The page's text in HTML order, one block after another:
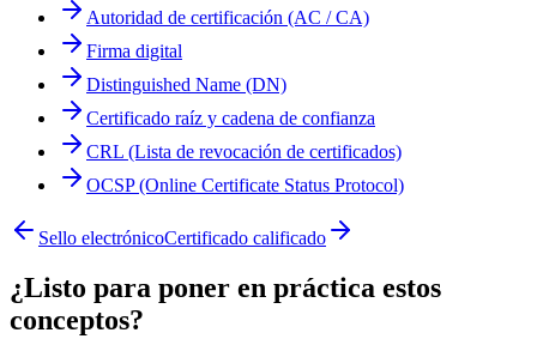
Autoridad de certificación (AC / CA)
Firma digital
Distinguished Name (DN)
Certificado raíz y cadena de confianza
CRL (Lista de revocación de certificados)
OCSP (Online Certificate Status Protocol)
Sello electrónicoCertificado calificado
¿Listo para poner en práctica estos
conceptos?